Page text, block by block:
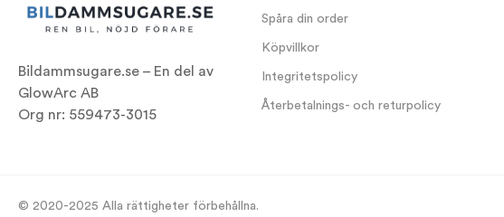
Bildammsugare.se – En del av
GlowArc AB
Org nr: 559473-3015
Spåra din order
Köpvillkor
Integritetspolicy
Återbetalnings- och returpolicy
© 2020-2025 Alla rättigheter förbehållna.